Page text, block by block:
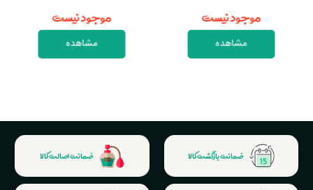
موجود نیست
مشاهده
موجود نیست
مشاهده
ضمانت بازگشت کالا ضمانت اصالت کالا